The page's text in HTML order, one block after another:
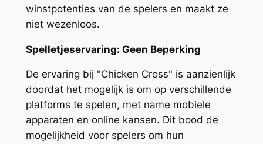
winstpotenties van de spelers en maakt ze
niet wezenloos.
Spelletjeservaring: Geen Beperking
De ervaring bij "Chicken Cross" is aanzienlijk
doordat het mogelijk is om op verschillende
platforms te spelen, met name mobiele
apparaten en online kansen. Dit bood de
mogelijkheid voor spelers om hun